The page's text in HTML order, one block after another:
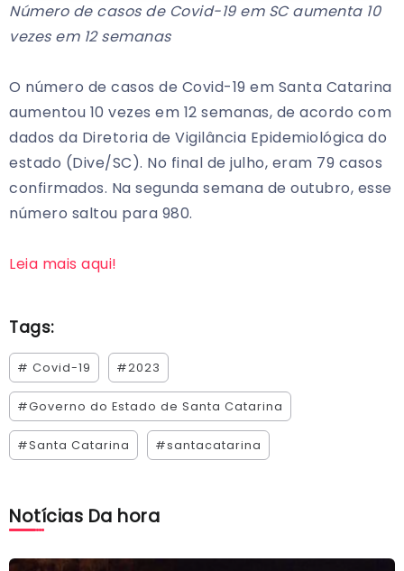
Número de casos de Covid-19 em SC aumenta 10
vezes em 12 semanas
O número de casos de Covid-19 em Santa Catarina
aumentou 10 vezes em 12 semanas, de acordo com
dados da Diretoria de Vigilância Epidemiológica do
estado (Dive/SC). No final de julho, eram 79 casos
confirmados. Na segunda semana de outubro, esse
número saltou para 980.
Leia mais aqui!
Tags:
# Covid-19 #2023
#Governo do Estado de Santa Catarina
#Santa Catarina #santacatarina
Notícias Da hora